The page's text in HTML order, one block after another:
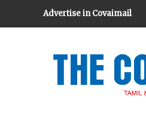
Advertise in Covaimail